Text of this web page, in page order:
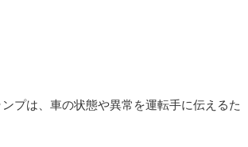
プは、車の状態や異常を運転手に伝えるた